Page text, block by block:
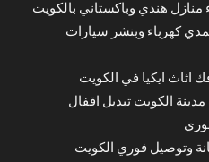
منازل هندي وباكستاني بالكويت
كهرباء وبنشر سيارات
اثاث ايكيا في الكويت
الكويت تبديل اقفال
وتوصيل فوري الكويت